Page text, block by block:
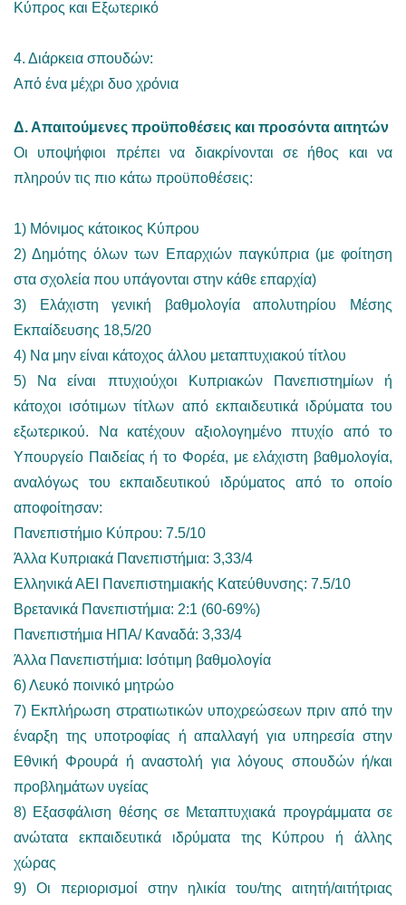
Κύπρος και Εξωτερικό
4. Διάρκεια σπουδών:
Από ένα μέχρι δυο χρόνια
Δ. Απαιτούμενες προϋποθέσεις και προσόντα αιτητών
Οι υποψήφιοι πρέπει να διακρίνονται σε ήθος και να
πληρούν τις πιο κάτω προϋποθέσεις:
1) Μόνιμος κάτοικος Κύπρου
2) Δημότης όλων των Επαρχιών παγκύπρια (με φοίτηση
στα σχολεία που υπάγονται στην κάθε επαρχία)
3) Ελάχιστη γενική βαθμολογία απολυτηρίου Μέσης
Εκπαίδευσης 18,5/20
4) Να μην είναι κάτοχος άλλου μεταπτυχιακού τίτλου
5) Να είναι πτυχιούχοι Κυπριακών Πανεπιστημίων ή
κάτοχοι ισότιμων τίτλων από εκπαιδευτικά ιδρύματα του
εξωτερικού. Να κατέχουν αξιολογημένο πτυχίο από το
Υπουργείο Παιδείας ή το Φορέα, με ελάχιστη βαθμολογία,
αναλόγως του εκπαιδευτικού ιδρύματος από το οποίο
αποφοίτησαν:
Πανεπιστήμιο Κύπρου: 7.5/10
Άλλα Κυπριακά Πανεπιστήμια: 3,33/4
Ελληνικά ΑΕΙ Πανεπιστημιακής Κατεύθυνσης: 7.5/10
Βρετανικά Πανεπιστήμια: 2:1 (60-69%)
Πανεπιστήμια ΗΠΑ/ Καναδά: 3,33/4
Άλλα Πανεπιστήμια: Ισότιμη βαθμολογία
6) Λευκό ποινικό μητρώο
7) Εκπλήρωση στρατιωτικών υποχρεώσεων πριν από την
έναρξη της υποτροφίας ή απαλλαγή για υπηρεσία στην
Εθνική Φρουρά ή αναστολή για λόγους σπουδών ή/και
προβλημάτων υγείας
8) Εξασφάλιση θέσης σε Μεταπτυχιακά προγράμματα σε
ανώτατα εκπαιδευτικά ιδρύματα της Κύπρου ή άλλης
χώρας
9) Οι περιορισμοί στην ηλικία του/της αιτητή/αιτήτριας